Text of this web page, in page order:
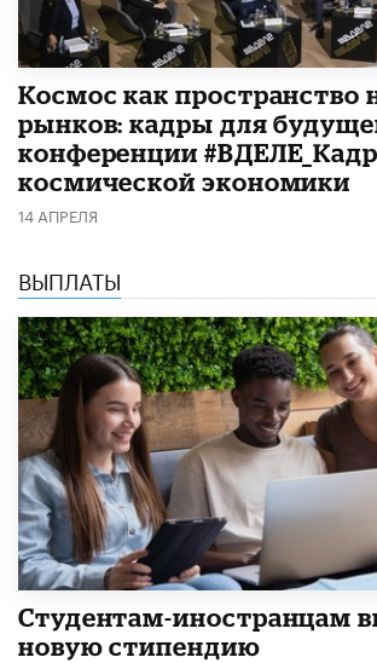
Космос как пространство
рынков: кадры для
конференции
космической экономики
14 АПРЕЛЯ
ВЫПЛАТЫ
Студентам-иностранцам
новую стипендию